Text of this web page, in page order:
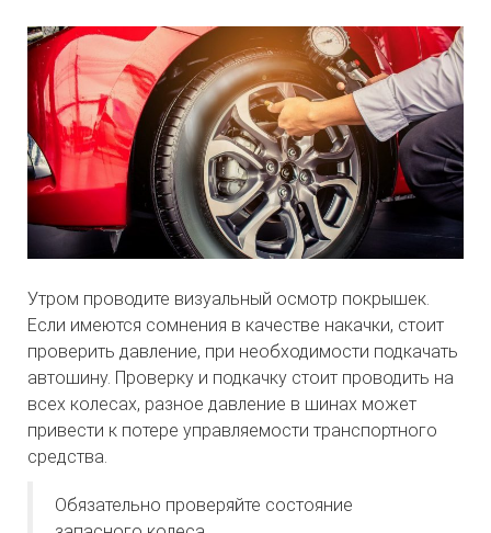
Утром проводите визуальный осмотр покрышек.
Если имеются сомнения в качестве накачки, стоит
проверить давление, при необходимости подкачать
автошину. Проверку и подкачку стоит проводить на
всех колесах, разное давление в шинах может
привести к потере управляемости транспортного
средства.
Обязательно проверяйте состояние